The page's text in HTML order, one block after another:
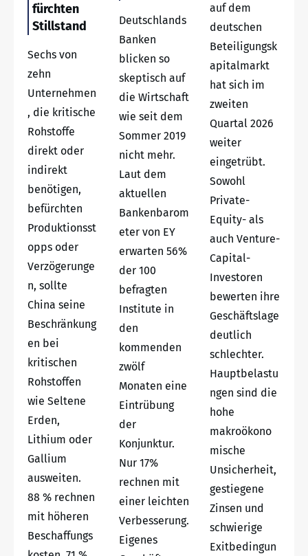
fürchten
Stillstand
Sechs von
zehn
Unternehmen
, die kritische
Rohstoffe
direkt oder
indirekt
benötigen,
befürchten
Produktionsst
opps oder
Verzögerunge
n, sollte
China seine
Beschränkung
en bei
kritischen
Rohstoffen
wie Seltene
Erden,
Lithium oder
Gallium
ausweiten.
88 % rechnen
mit höheren
Beschaffungs
Deutschlands
Banken
blicken so
skeptisch auf
die Wirtschaft
wie seit dem
Sommer 2019
nicht mehr.
Laut dem
aktuellen
Bankenbarom
eter von EY
erwarten 56%
der 100
befragten
Institute in
den
kommenden
zwölf
Monaten eine
Eintrübung
der
Konjunktur.
Nur 17%
rechnen mit
einer leichten
Verbesserung.
Eigenes
auf dem
deutschen
Beteiligungsk
apitalmarkt
hat sich im
zweiten
Quartal 2026
weiter
eingetrübt.
Sowohl
Private-
Equity- als
auch Venture-
Capital-
Investoren
bewerten ihre
Geschäftslage
deutlich
schlechter.
Hauptbelastu
ngen sind die
hohe
makroökono
mische
Unsicherheit,
gestiegene
Zinsen und
schwierige
Exitbedingun